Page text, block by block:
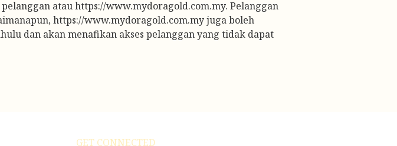
atau https://www.mydoragold.com.my. Pelanggan
https://www.mydoragold.com.my juga boleh
dan akan menafikan akses pelanggan yang tidak dapat
GET CONNECTED